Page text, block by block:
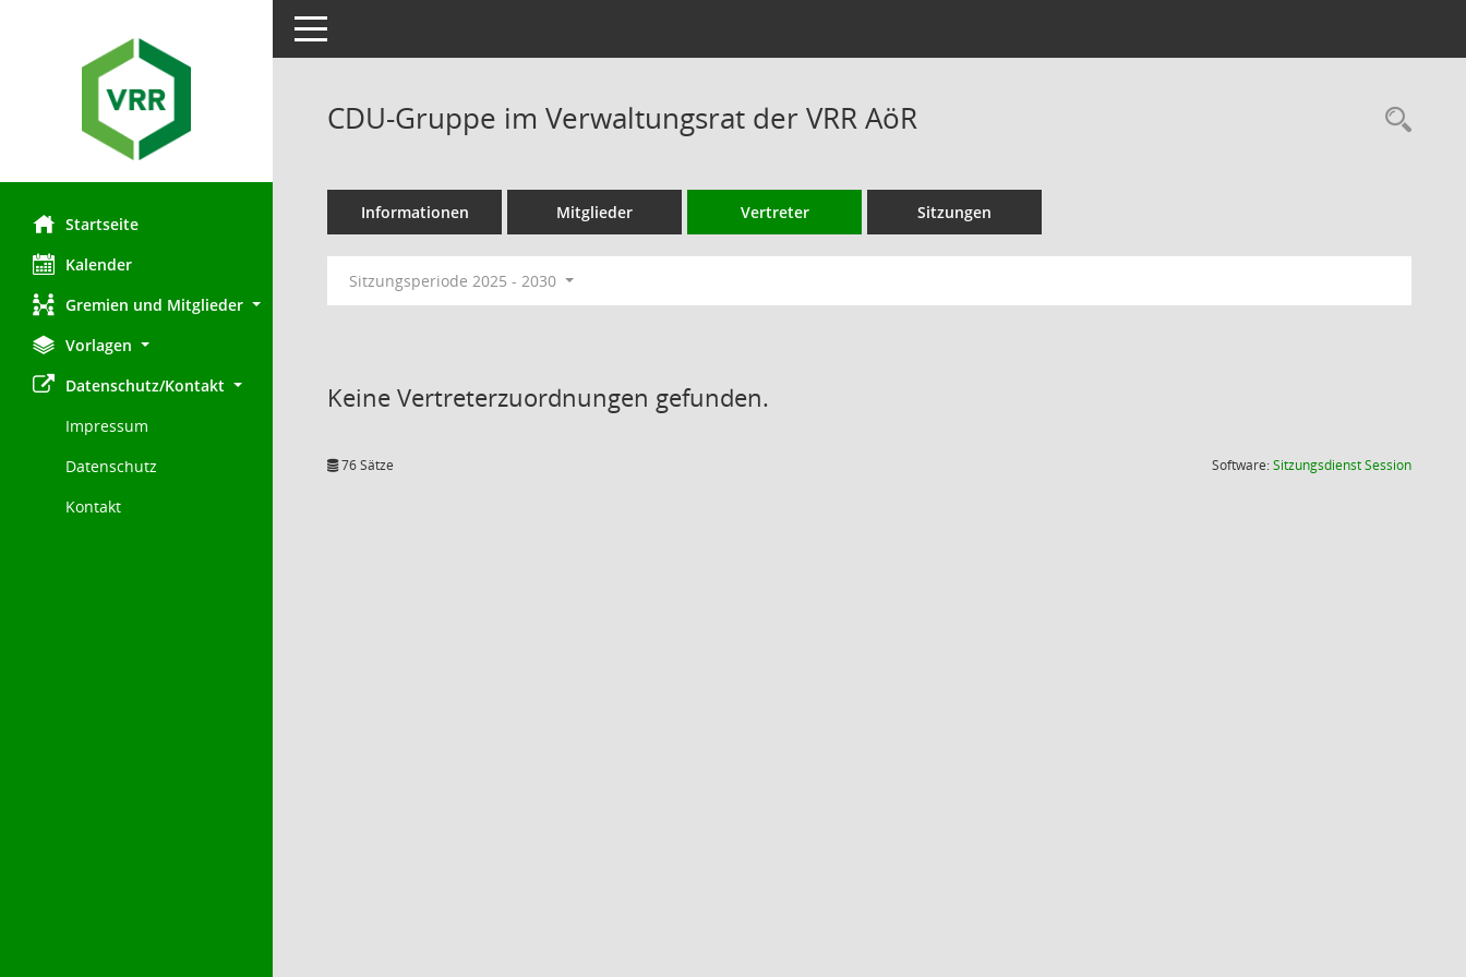
Startseite
Kalender
Gremien und Mitglieder
Vorlagen
Datenschutz/Kontakt
Impressum
Datenschutz
Kontakt
Toggle navigation
CDU-Gruppe im Verwaltungsrat der VRR AöR
Informationen Mitglieder Vertreter Sitzungen
Sitzungsperiode 2025 - 2030
Keine Vertreterzuordnungen gefunden.
76 Sätze Software:SitzungsdienstSession(Wird in